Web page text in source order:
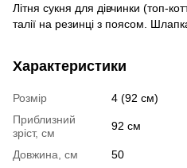
Літня сукня для дівчинки (топ-
талії на резинці з поясом.
Характеристики
Розмір
4 (92 см)
Приблизний
зріст, см
92 см
Довжина, см
50